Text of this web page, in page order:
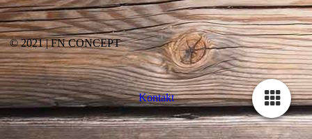
©2021 | FN CONCEPT
Kontakt